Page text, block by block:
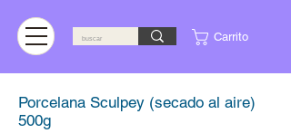
Carrito
Porcelana Sculpey (secado al aire)
500g